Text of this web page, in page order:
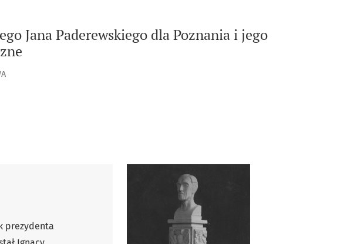
Jana Paderewskiego dla Poznania i jego
prezydenta